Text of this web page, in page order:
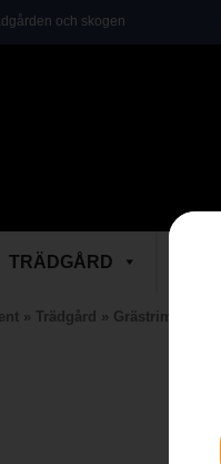
och skogen
TRÄDGÅRD
» Trädgård » Grästrimmer